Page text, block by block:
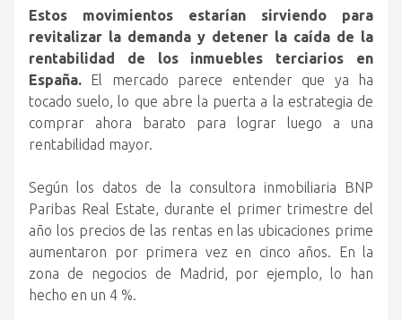
Estos movimientos estarían sirviendo para
revitalizar la demanda y detener la caída de la
rentabilidad de los inmuebles terciarios en
España. El mercado parece entender que ya ha
tocado suelo, lo que abre la puerta a la estrategia de
comprar ahora barato para lograr luego a una
rentabilidad mayor.
Según los datos de la consultora inmobiliaria BNP
Paribas Real Estate, durante el primer trimestre del
año los precios de las rentas en las ubicaciones prime
aumentaron por primera vez en cinco años. En la
zona de negocios de Madrid, por ejemplo, lo han
hecho en un 4 %.